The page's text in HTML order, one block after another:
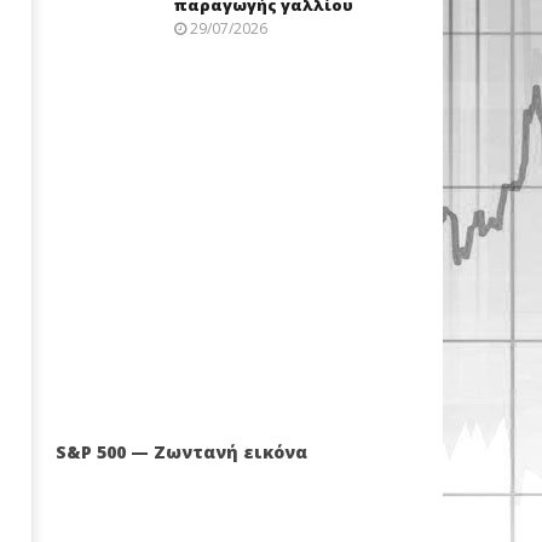
παραγωγής γαλλίου
29/07/2026
S&P 500 — Ζωντανή εικόνα